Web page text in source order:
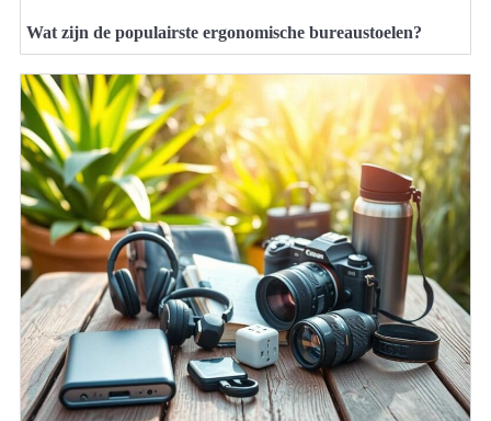
Wat zijn de populairste ergonomische bureaustoelen?